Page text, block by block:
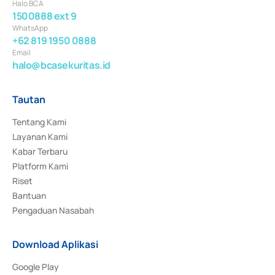
Halo BCA
1500888 ext 9
WhatsApp
+62 819 1950 0888
Email
halo@bcasekuritas.id
Tautan
Tentang Kami
Layanan Kami
Kabar Terbaru
Platform Kami
Riset
Bantuan
Pengaduan Nasabah
Download Aplikasi
Google Play